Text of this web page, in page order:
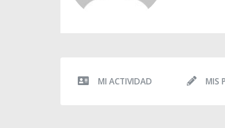
MI ACTIVIDAD MIS